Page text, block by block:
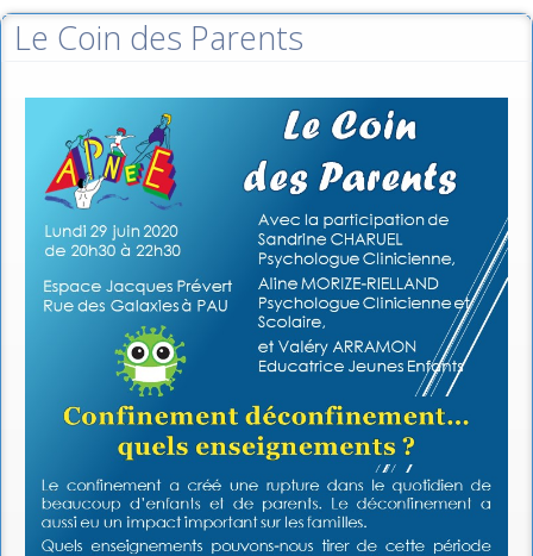
Le Coin des Parents